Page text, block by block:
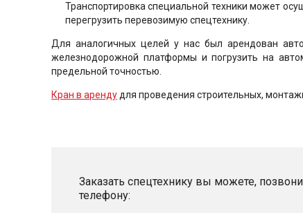
Транспортировка специальной техники может
перегрузить перевозимую спецтехнику.
Для аналогичных целей у нас был арендован
железнодорожной платформы и погрузить на
предельной точностью.
Кран в аренду для проведения строительных,
Заказать спецтехнику вы можете,
телефону: